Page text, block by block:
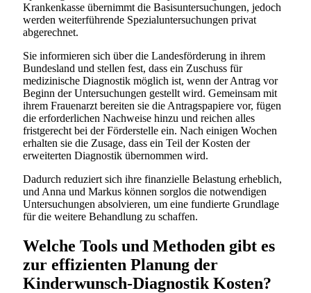
Krankenkasse übernimmt die Basisuntersuchungen, jedoch
werden weiterführende Spezialuntersuchungen privat
abgerechnet.
Sie informieren sich über die Landesförderung in ihrem
Bundesland und stellen fest, dass ein Zuschuss für
medizinische Diagnostik möglich ist, wenn der Antrag vor
Beginn der Untersuchungen gestellt wird. Gemeinsam mit
ihrem Frauenarzt bereiten sie die Antragspapiere vor, fügen
die erforderlichen Nachweise hinzu und reichen alles
fristgerecht bei der Förderstelle ein. Nach einigen Wochen
erhalten sie die Zusage, dass ein Teil der Kosten der
erweiterten Diagnostik übernommen wird.
Dadurch reduziert sich ihre finanzielle Belastung erheblich,
und Anna und Markus können sorglos die notwendigen
Untersuchungen absolvieren, um eine fundierte Grundlage
für die weitere Behandlung zu schaffen.
Welche Tools und Methoden gibt es
zur effizienten Planung der
Kinderwunsch-Diagnostik Kosten?